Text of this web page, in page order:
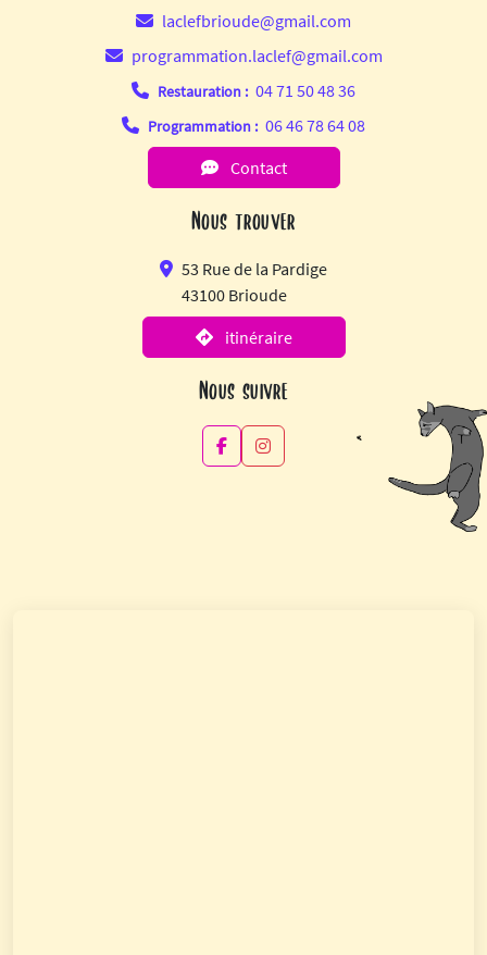
laclefbrioude@gmail.com
programmation.laclef@gmail.com
Restauration : 04 71 50 48 36
Programmation : 06 46 78 64 08
Contact
Nous trouver
53 Rue de la Pardige
43100 Brioude
itinéraire
Nous suivre